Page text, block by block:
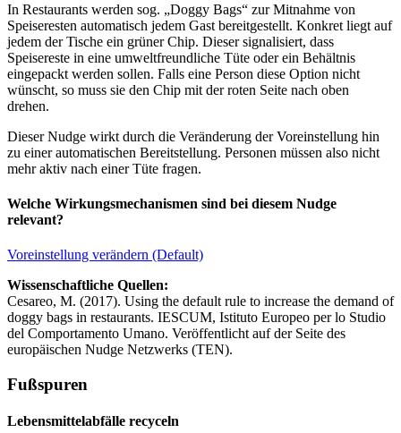
In Restaurants werden sog. „Doggy Bags“ zur Mitnahme von
Speiseresten automatisch jedem Gast bereitgestellt. Konkret liegt auf
jedem der Tische ein grüner Chip. Dieser signalisiert, dass
Speisereste in eine umweltfreundliche Tüte oder ein Behältnis
eingepackt werden sollen. Falls eine Person diese Option nicht
wünscht, so muss sie den Chip mit der roten Seite nach oben
drehen.
Dieser Nudge wirkt durch die Veränderung der Voreinstellung hin
zu einer automatischen Bereitstellung. Personen müssen also nicht
mehr aktiv nach einer Tüte fragen.
Welche Wirkungsmechanismen sind bei diesem Nudge
relevant?
Voreinstellung verändern (Default)
Wissenschaftliche Quellen:
Cesareo, M. (2017). Using the default rule to increase the demand of
doggy bags in restaurants. IESCUM, Istituto Europeo per lo Studio
del Comportamento Umano. Veröffentlicht auf der Seite des
europäischen Nudge Netzwerks (TEN).
Fußspuren
Lebensmittelabfälle recyceln